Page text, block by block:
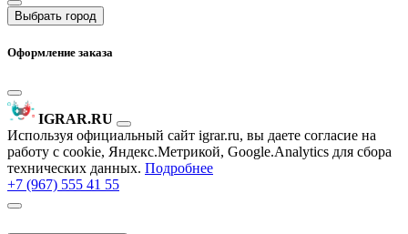
Выбрать город
Оформление заказа
IGRAR.RU
Используя официальный сайт igrar.ru, вы даете согласие на
работу с cookie, Яндекс.Метрикой, Google.Analytics для сбора
технических данных. Подробнее
+7 (967) 555 41 55